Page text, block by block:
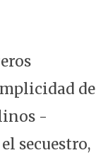
de
-
secuestro,